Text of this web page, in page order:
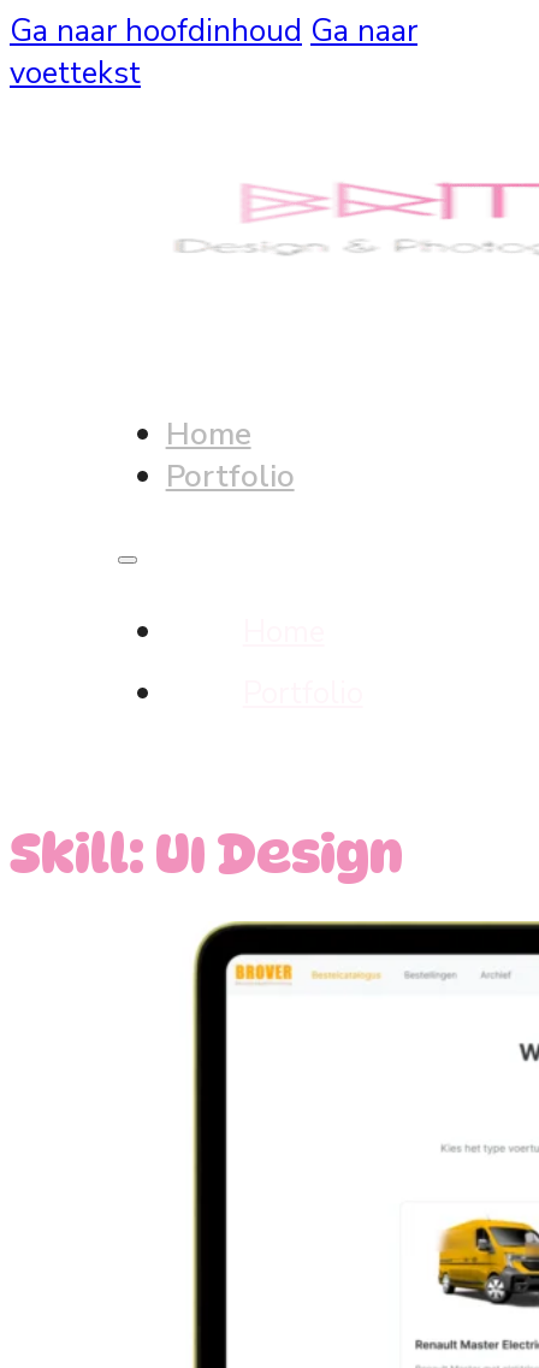
Ga naar hoofdinhoud Ga naar
voettekst
Home
Portfolio
Skill: UI Design